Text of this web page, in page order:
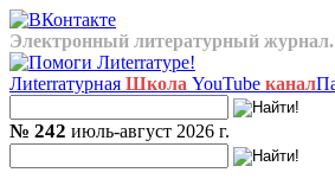
Электронный литературный журнал.
Лиterraтурная Школа YouTube канал
№ 242 июль-август 2026 г.